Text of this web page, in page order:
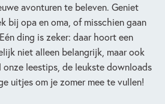
avonturen te beleven. Geniet
bij opa en oma, of misschien gaan
ding is zeker: daar hoort een
niet alleen belangrijk, maar ook
onze leestips, de leukste downloads
uitjes om je zomer mee te vullen!